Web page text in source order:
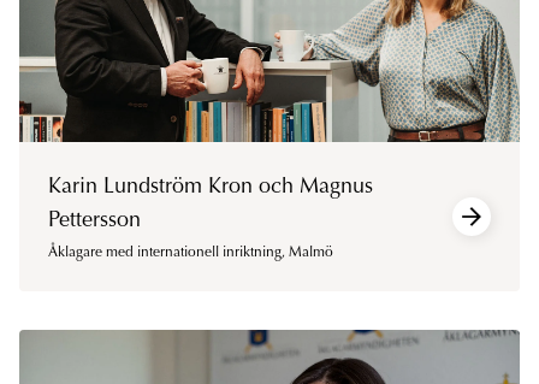
Karin Lundström Kron och Magnus
Pettersson
Åklagare med internationell inriktning, Malmö